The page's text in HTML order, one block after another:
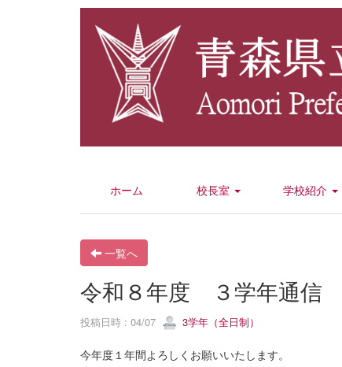
ホーム 校長室 学校紹介
一覧へ
令和８年度 ３学年通信
投稿日時 : 04/07 3学年（全日制）
今年度１年間よろしくお願いいたします。